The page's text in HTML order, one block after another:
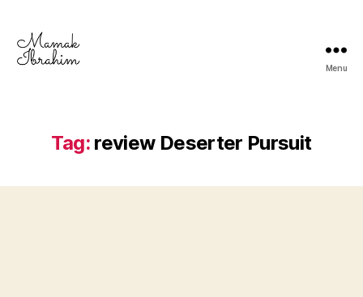
Lifestyle
Blogger
Menu
Tag: review Deserter Pursuit